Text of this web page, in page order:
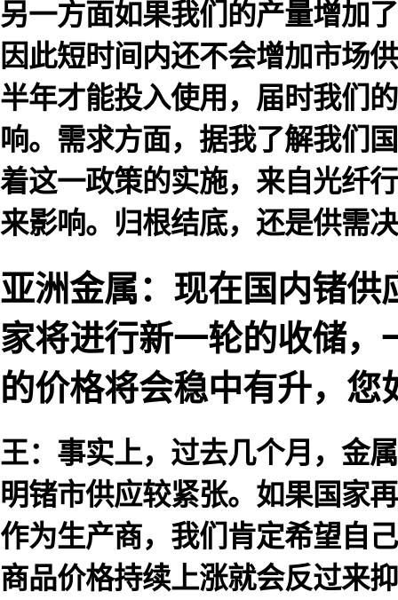
另一方面如果我们的产量增加
因此短时间内还不会增加市场
半年才能投入使用，届时我们
响。需求方面，据我了解我们
着这一政策的实施，来自光纤
来影响。归根结底，还是供需
亚洲金属：现在国内锗供
家将进行新一轮的收储
的价格将会稳中有升，您
王：事实上，过去几个月，金
明锗市供应较紧张。如果国家
作为生产商，我们肯定希望自
商品价格持续上涨就会反过来